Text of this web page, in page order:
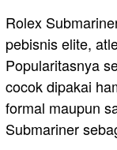
Rolex
pebisnis elite,
Popularitasnya
cocok dipakai
formal maupun
Submariner